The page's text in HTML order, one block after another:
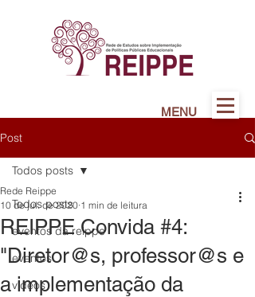
MENU
Post
Todos posts
eventos da reippe
eventos
vídeos
Todos posts
REIPPE Convida #4:
"Diretor@s, professor@s e
a implementação da
Rede Reippe
10 de jul. de 2020 1 min de leitura